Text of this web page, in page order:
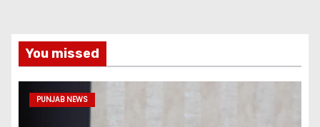
You missed
PUNJAB NEWS